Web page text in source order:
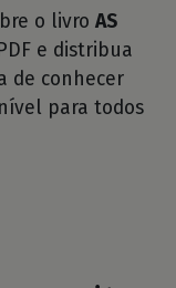
o livro AS
e distribua
de conhecer
para todos